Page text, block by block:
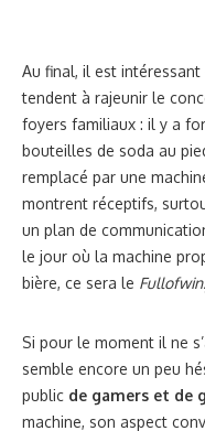
Au final, il est
tendent à rajeunir le
foyers familiaux : il y a
bouteilles de soda au
remplacé par une
montrent réceptifs,
un plan de
le jour où la machine
bière, ce sera le
Si pour le moment il ne
semble encore un peu
public de gamers et de
machine, son aspect